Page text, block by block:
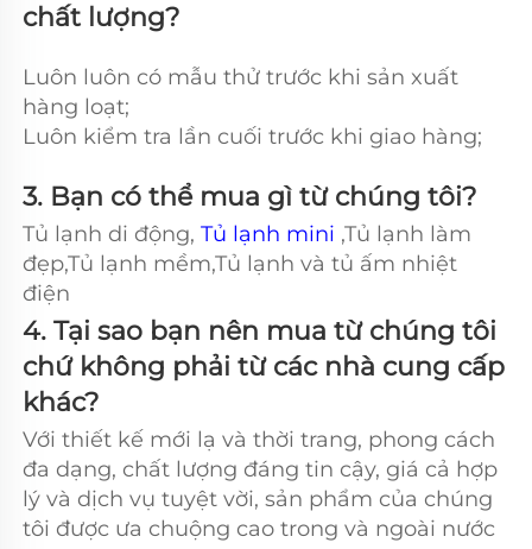
chất lượng?
Luôn luôn có mẫu thử trước khi sản xuất
hàng loạt;
Luôn kiểm tra lần cuối trước khi giao hàng;
3. Bạn có thể mua gì từ chúng tôi?
Tủ lạnh di động, Tủ lạnh mini ,Tủ lạnh làm
đẹp,Tủ lạnh mềm,Tủ lạnh và tủ ấm nhiệt
điện
4. Tại sao bạn nên mua từ chúng tôi
chứ không phải từ các nhà cung cấp
khác?
Với thiết kế mới lạ và thời trang, phong cách
đa dạng, chất lượng đáng tin cậy, giá cả hợp
lý và dịch vụ tuyệt vời, sản phẩm của chúng
tôi được ưa chuộng cao trong và ngoài nước